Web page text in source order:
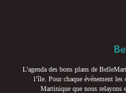
L’agenda des bons plans de
l’île. Pour chaque événement
Martinique que nous relayons